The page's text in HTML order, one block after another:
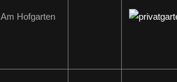
Am Hofgarten